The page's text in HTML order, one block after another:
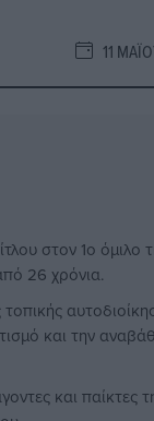
11
στον 1ο όμιλο
26 χρόνια.
και την
και παίκτες